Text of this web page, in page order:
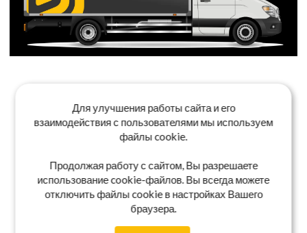
Для улучшения работы сайта и его
взаимодействия с пользователями мы используем
файлы cookie.
Продолжая работу с сайтом, Вы разрешаете
использование cookie-файлов. Вы всегда можете
отключить файлы cookie в настройках Вашего
браузера.